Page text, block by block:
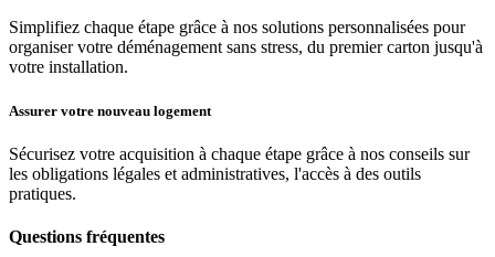
Simplifiez chaque étape grâce à nos solutions personnalisées pour
organiser votre déménagement sans stress, du premier carton jusqu'à
votre installation.
Assurer votre nouveau logement
Sécurisez votre acquisition à chaque étape grâce à nos conseils sur
les obligations légales et administratives, l'accès à des outils
pratiques.
Questions fréquentes